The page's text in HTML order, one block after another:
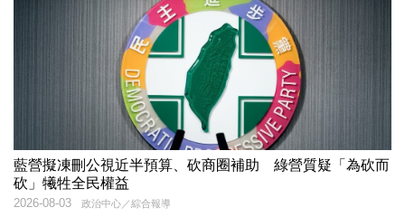
藍營擬凍刪公視近半預算、砍商圈補助 綠營質疑「為砍而
砍」犧牲全民權益
政治中心／綜合報導
2026-08-03